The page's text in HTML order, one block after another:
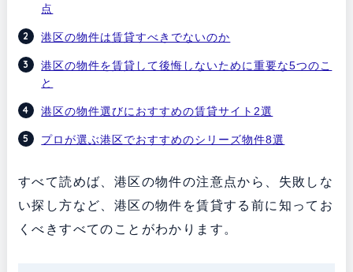
点
港区の物件は賃貸すべきでないのか
港区の物件を賃貸して後悔しないために重要な5つのこ
と
港区の物件選びにおすすめの賃貸サイト2選
プロが選ぶ港区でおすすめのシリーズ物件8選
すべて読めば、港区の物件の注意点から、失敗しな
い探し方など、港区の物件を賃貸する前に知ってお
くべきすべてのことがわかります。